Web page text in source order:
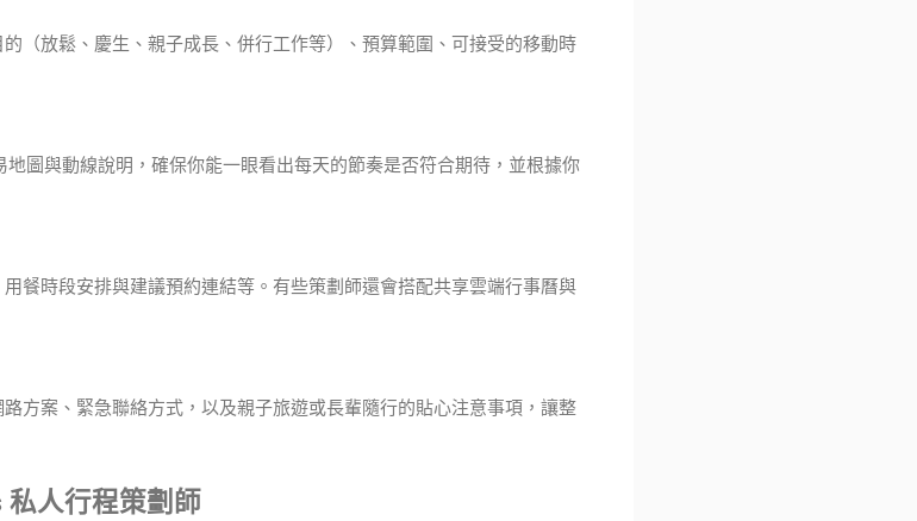
（放鬆、慶生、親子成長、併行工作等）、預算範圍、可接受的移動時
圖與動線說明，確保你能一眼看出每天的節奏是否符合期待，並根據你
餐時段安排與建議預約連結等。有些策劃師還會搭配共享雲端行事曆與
方案、緊急聯絡方式，以及親子旅遊或長輩隨行的貼心注意事項，讓整
人行程策劃師